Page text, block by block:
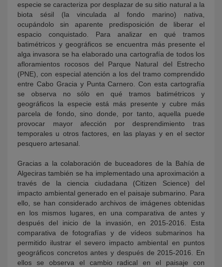
especie se caracteriza por desplazar de su sitio natural a la
biota sésil (la vinculada al fondo marino) nativa,
ocupándolo sin aparente predisposición de liberar el
espacio conquistado. Para analizar en qué tramos
batimétricos y geográficos se encuentra más presente el
alga invasora se ha elaborado una cartografía de todos los
afloramientos rocosos del Parque Natural del Estrecho
(PNE), con especial atención a los del tramo comprendido
entre Cabo Gracia y Punta Carnero. Con esta cartografía
se observa no sólo en qué tramos batimétricos y
geográficos la especie está más presente y cubre más
parcela de fondo, sino donde, por tanto, aquella puede
provocar mayor afección por desprendimiento tras
temporales u otros factores, en las playas y en el sector
pesquero artesanal.
Gracias a la colaboración de buceadores de la Bahía de
Algeciras también se ha implementado una aproximación a
través de la ciencia ciudadana (Citizen Science) del
impacto ambiental generado en el paisaje submarino. Para
ello, se han considerado archivos de imágenes obtenidas
en los mismos lugares, en una comparativa de antes y
después del inicio de la invasión, en 2015-2016. Esta
comparativa de fotografías y de vídeos submarinos ha
permitido ilustrar el severo impacto ambiental en puntos
geográficos concretos antes y después de 2015-2016. En
ellos se observa el cambio radical en el paisaje con